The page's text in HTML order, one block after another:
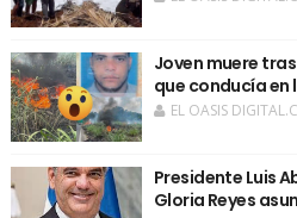
Joven muere
que conducía en
EL OASIS
Presidente Luis
Gloria Reyes